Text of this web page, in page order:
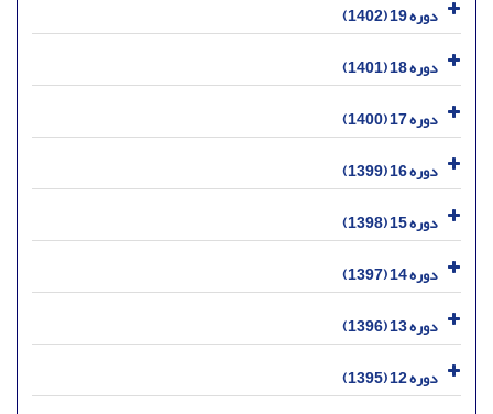
دوره 19 (1402)
دوره 18 (1401)
دوره 17 (1400)
دوره 16 (1399)
دوره 15 (1398)
دوره 14 (1397)
دوره 13 (1396)
دوره 12 (1395)